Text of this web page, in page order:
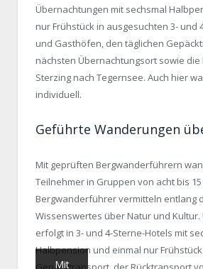
Übernachtungen mit sechsmal
nur Frühstück in ausgesuchten 3- und
und Gasthöfen, den täglichen
nächsten Übernachtungsort sowie die
Sterzing nach Tegernsee. Auch hier
individuell.
Geführte Wanderungen
Mit geprüften Bergwanderführern
Teilnehmer in Gruppen von acht bis
Bergwanderführer vermitteln entlang
Wissenswertes über Natur und
erfolgt in 3- und 4-Sterne-Hotels mit
Halbpension und einmal nur
Mit